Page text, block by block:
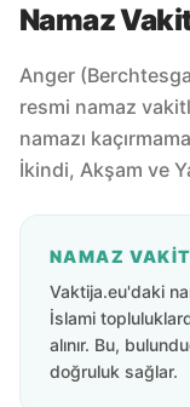
Namaz
Anger
resmi namaz
namazı
İkindi, Akşam ve
NAMAZ
Vaktija.eu'daki
İslami
alınır. Bu,
doğruluk sağlar.